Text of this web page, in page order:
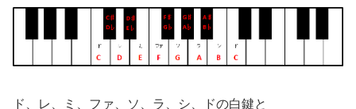
ド、レ、ミ、ファ、ソ、ラ、シ、ドの白鍵と